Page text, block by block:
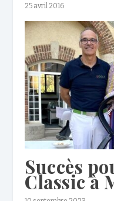
25 avril 2016
Succès
Classic à